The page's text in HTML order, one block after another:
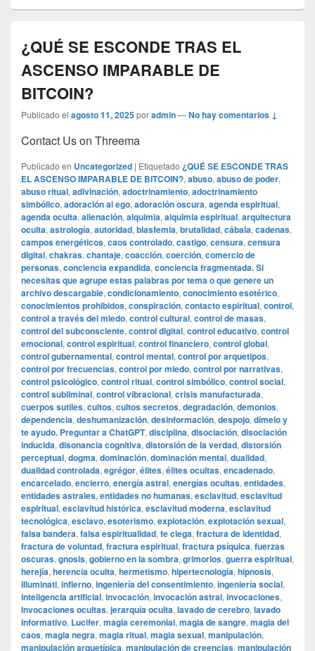
¿QUÉ SE ESCONDE TRAS EL
ASCENSO IMPARABLE DE
BITCOIN?
Publicado el agosto 11, 2025poradmin—No hay comentarios ↓
Contact Us on Threema
Publicado en Uncategorized | Etiquetado ¿QUÉ SE ESCONDE TRAS
EL ASCENSO IMPARABLE DE BITCOIN?, abuso, abuso de poder,
abuso ritual, adivinación, adoctrinamiento, adoctrinamiento
simbólico, adoración al ego, adoración oscura, agenda espiritual,
agenda oculta, alienación, alquimia, alquimia espiritual, arquitectura
oculta, astrología, autoridad, blasfemia, brutalidad, cábala, cadenas,
campos energéticos, caos controlado, castigo, censura, censura
digital, chakras, chantaje, coacción, coerción, comercio de
personas, conciencia expandida, conciencia fragmentada. Si
necesitas que agrupe estas palabras por tema o que genere un
archivo descargable, condicionamiento, conocimiento esotérico,
conocimientos prohibidos, conspiración, contacto espiritual, control,
control a través del miedo, control cultural, control de masas,
control del subconsciente, control digital, control educativo, control
emocional, control espiritual, control financiero, control global,
control gubernamental, control mental, control por arquetipos,
control por frecuencias, control por miedo, control por narrativas,
control psicológico, control ritual, control simbólico, control social,
control subliminal, control vibracional, crisis manufacturada,
cuerpos sutiles, cultos, cultos secretos, degradación, demonios,
dependencia, deshumanización, desinformación, despojo, dímelo y
te ayudo. Preguntar a ChatGPT, disciplina, disociación, disociación
inducida, disonancia cognitiva, distorsión de la verdad, distorsión
perceptual, dogma, dominación, dominación mental, dualidad,
dualidad controlada, egrégor, élites, élites ocultas, encadenado,
encarcelado, encierro, energía astral, energías ocultas, entidades,
entidades astrales, entidades no humanas, esclavitud, esclavitud
espiritual, esclavitud histórica, esclavitud moderna, esclavitud
tecnológica, esclavo, esoterismo, explotación, explotación sexual,
falsa bandera, falsa espiritualidad, fe ciega, fractura de identidad,
fractura de voluntad, fractura espiritual, fractura psíquica, fuerzas
oscuras, gnosis, gobierno en la sombra, grimorios, guerra espiritual,
herejía, herencia oculta, hermetismo, hipertecnología, hipnosis,
illuminati, infierno, ingeniería del consentimiento, ingeniería social,
inteligencia artificial, invocación, invocación astral, invocaciones,
invocaciones ocultas, jerarquía oculta, lavado de cerebro, lavado
informativo, Lucifer, magia ceremonial, magia de sangre, magia del
caos, magia negra, magia ritual, magia sexual, manipulación,
manipulación arquetípica, manipulación de creencias, manipulación